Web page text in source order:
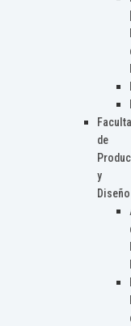
de
y
Diseño